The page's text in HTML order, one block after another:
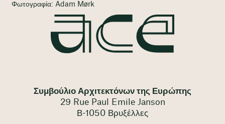
Φωτογραφία: Adam Mørk
Συμβούλιο Αρχιτεκτόνων της Ευρώπης
29 Rue Paul Emile Janson
Β-1050 Βρυξέλλες